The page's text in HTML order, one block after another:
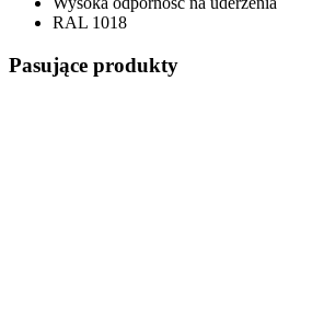
RAL 1018
Pasujące produkty